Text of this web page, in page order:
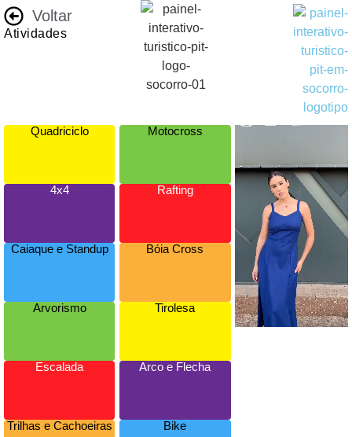
Voltar
Atividades
Quadriciclo
4x4
Caiaque e Standup
Arvorismo
Escalada
Trilhas e Cachoeiras
Motocross
Rafting
Bóia Cross
Tirolesa
Arco e Flecha
Bike